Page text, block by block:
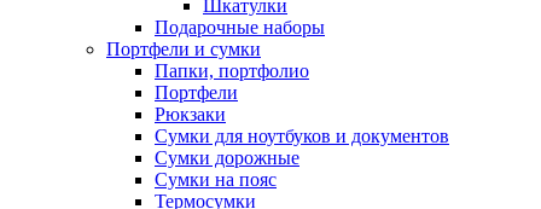
Шкатулки
Подарочные наборы
Портфели и сумки
Папки, портфолио
Портфели
Рюкзаки
Сумки для ноутбуков и документов
Сумки дорожные
Сумки на пояс
Термосумки